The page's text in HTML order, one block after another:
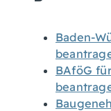
Baden-
BAföG